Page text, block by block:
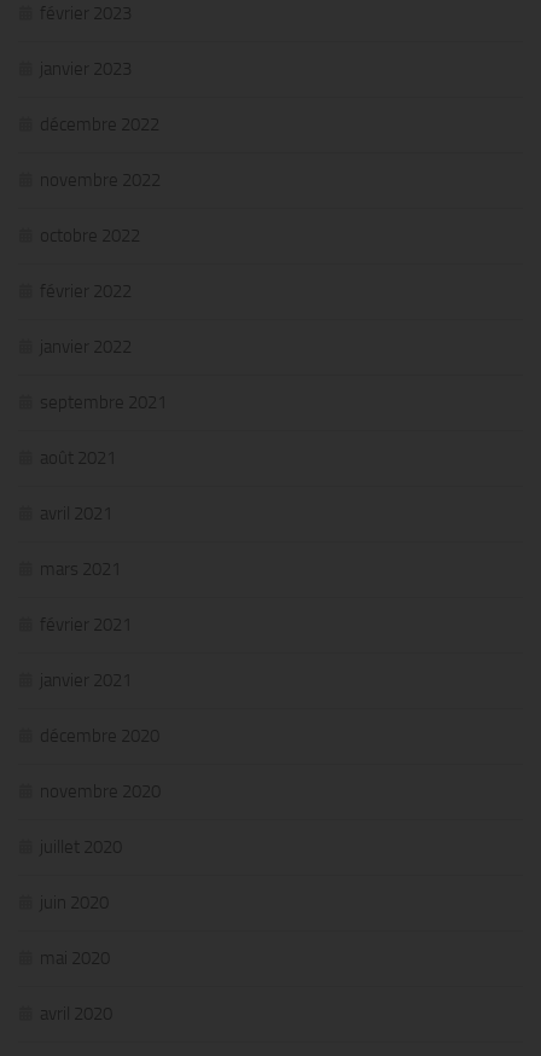
février 2023
janvier 2023
décembre 2022
novembre 2022
octobre 2022
février 2022
janvier 2022
septembre 2021
août 2021
avril 2021
mars 2021
février 2021
janvier 2021
décembre 2020
novembre 2020
juillet 2020
juin 2020
mai 2020
avril 2020